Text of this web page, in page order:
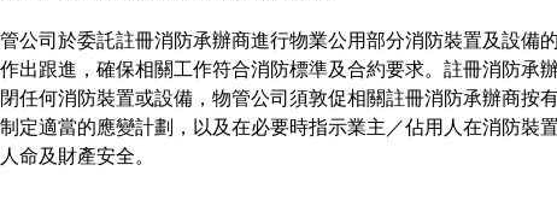
公司於委託註冊消防承辦商進行物業公用部分消防裝置及設備
出跟進，確保相關工作符合消防標準及合約要求。註冊消防承
任何消防裝置或設備，物管公司須敦促相關註冊消防承辦商按
定適當的應變計劃，以及在必要時指示業主／佔用人在消防裝
命及財產安全。